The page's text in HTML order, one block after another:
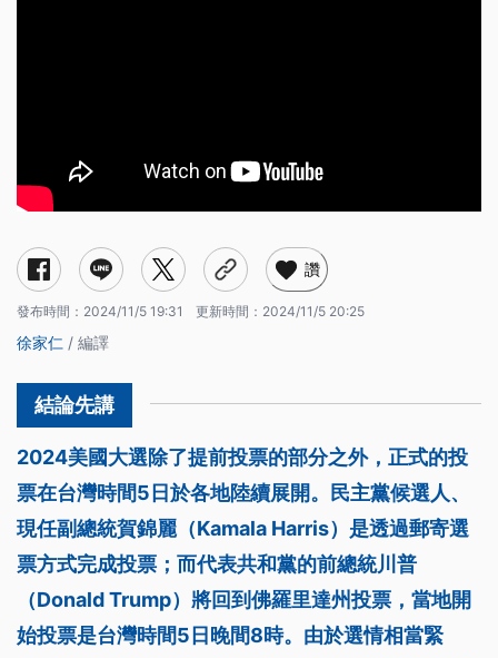
讚
發布時間： 2024/11/5 19:31 更新時間： 2024/11/5 20:25
徐家仁 / 編譯
2024美國大選除了提前投票的部分之外，正式的投
票在台灣時間5日於各地陸續展開。民主黨候選人、
現任副總統賀錦麗（Kamala Harris）是透過郵寄選
票方式完成投票；而代表共和黨的前總統川普
（Donald Trump）將回到佛羅里達州投票，當地開
始投票是台灣時間5日晚間8時。由於選情相當緊